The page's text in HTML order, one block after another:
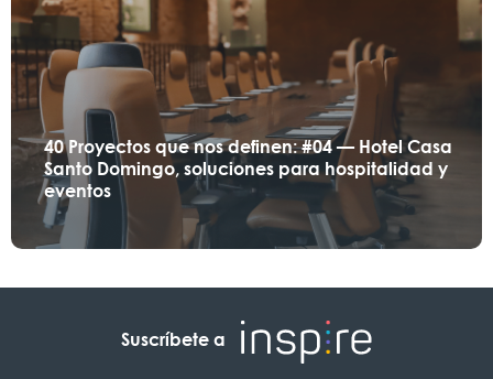
40 Proyectos que nos definen: #04 — Hotel Casa
Santo Domingo, soluciones para hospitalidad y
eventos
Suscríbete a